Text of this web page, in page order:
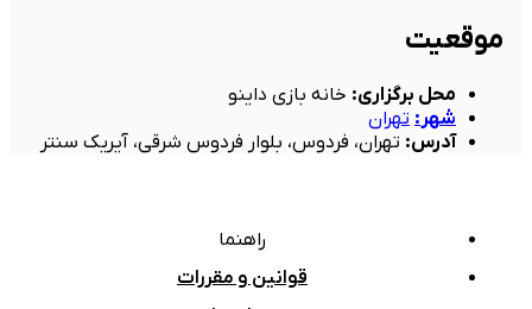
موقعیت
محل برگزاری: خانه بازی داینو
شهر : تهران
آدرس: تهران، فردوس، بلوار فردوس شرقی، آیریک سنتر
راهنما
قوانین و مقررات